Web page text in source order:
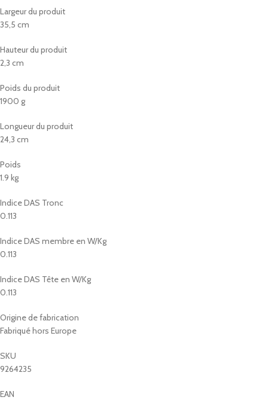
Largeur du produit
35,5 cm
Hauteur du produit
2,3 cm
Poids du produit
1900 g
Longueur du produit
24,3 cm
Poids
1.9 kg
Indice DAS Tronc
0.113
Indice DAS membre en W/Kg
0.113
Indice DAS Tête en W/Kg
0.113
Origine de fabrication
Fabriqué hors Europe
SKU
9264235
EAN